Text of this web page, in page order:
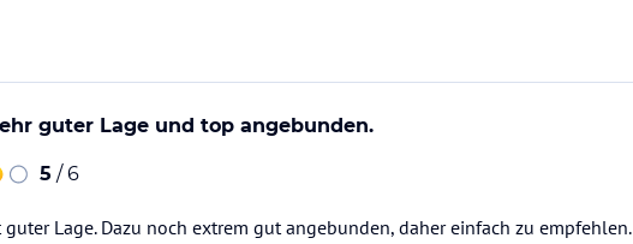
guter Lage und top angebunden.
5 / 6
Lage. Dazu noch extrem gut angebunden, daher einfach zu empfehlen.